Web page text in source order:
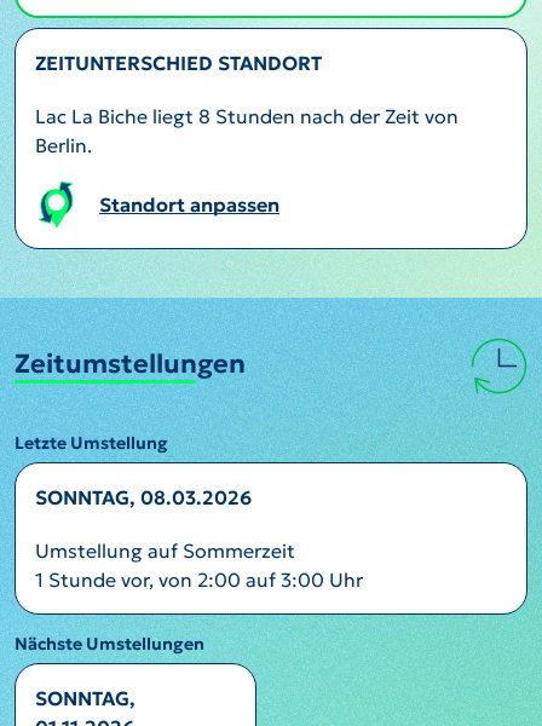
ZEITUNTERSCHIED STANDORT
Lac La Biche liegt 8 Stunden nach der Zeit von
Berlin.
Standort anpassen
Zeitumstellungen
Letzte Umstellung
SONNTAG, 08.03.2026
Umstellung auf Sommerzeit
1 Stunde vor, von 2:00 auf 3:00 Uhr
Nächste Umstellungen
SONNTAG,